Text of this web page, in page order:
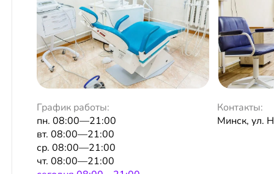
График работы:
пн. 08:00—21:00
вт. 08:00—21:00
ср. 08:00—21:00
чт. 08:00—21:00
Контакты:
Минск, ул.